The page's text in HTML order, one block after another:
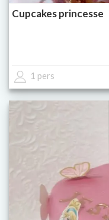
Cupcakes princesse
1 pers